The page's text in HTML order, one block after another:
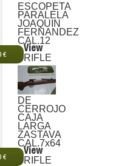
ESCOPETA
PARALELA
JOAQUIN
FERNANDEZ
CAL.12
€
View
RIFLE
DE
CERROJO
CAJA
LARGA
ZASTAVA
CAL.7x64
€
View
RIFLE